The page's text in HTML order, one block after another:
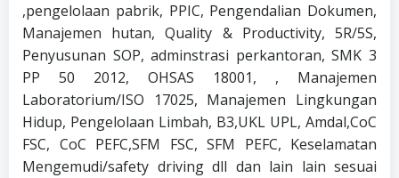
,pengelolaan pabrik, PPIC, Pengendalian Dokumen,
Manajemen hutan, Quality & Productivity, 5R/5S,
Penyusunan SOP, adminstrasi perkantoran, SMK 3
PP 50 2012, OHSAS 18001, , Manajemen
Laboratorium/ISO 17025, Manajemen Lingkungan
Hidup, Pengelolaan Limbah, B3,UKL UPL, Amdal,CoC
FSC, CoC PEFC,SFM FSC, SFM PEFC, Keselamatan
Mengemudi/safety driving dll dan lain lain sesuai